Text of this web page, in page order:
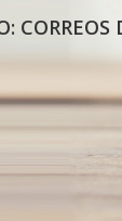
CORREOS